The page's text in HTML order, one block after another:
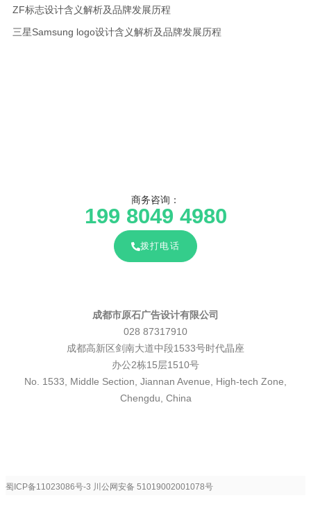
ZF标志设计含义解析及品牌发展历程
三星Samsung logo设计含义解析及品牌发展历程
商务咨询：
199 8049 4980
拨打电话
成都市原石广告设计有限公司
028 87317910
成都高新区剑南大道中段1533号时代晶座
办公2栋15层1510号
No. 1533, Middle Section, Jiannan Avenue, High-tech Zone,
Chengdu, China
蜀ICP备11023086号-3 川公网安备 51019002001078号